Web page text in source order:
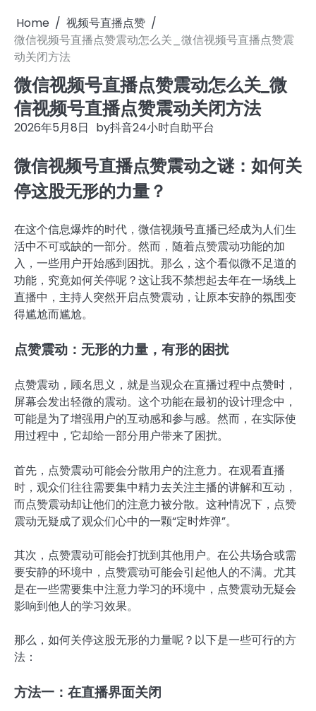
Home
视频号直播点赞
微信视频号直播点赞震动怎么关_微信视频号直播点赞震
动关闭方法
微信视频号直播点赞震动怎么关_微
信视频号直播点赞震动关闭方法
2026年5月8日 by抖音24小时自助平台
微信视频号直播点赞震动之谜：如何关
停这股无形的力量？
在这个信息爆炸的时代，微信视频号直播已经成为人们生
活中不可或缺的一部分。然而，随着点赞震动功能的加
入，一些用户开始感到困扰。那么，这个看似微不足道的
功能，究竟如何关停呢？这让我不禁想起去年在一场线上
直播中，主持人突然开启点赞震动，让原本安静的氛围变
得尴尬而尴尬。
点赞震动：无形的力量，有形的困扰
点赞震动，顾名思义，就是当观众在直播过程中点赞时，
屏幕会发出轻微的震动。这个功能在最初的设计理念中，
可能是为了增强用户的互动感和参与感。然而，在实际使
用过程中，它却给一部分用户带来了困扰。
首先，点赞震动可能会分散用户的注意力。在观看直播
时，观众们往往需要集中精力去关注主播的讲解和互动，
而点赞震动却让他们的注意力被分散。这种情况下，点赞
震动无疑成了观众们心中的一颗“定时炸弹”。
其次，点赞震动可能会打扰到其他用户。在公共场合或需
要安静的环境中，点赞震动可能会引起他人的不满。尤其
是在一些需要集中注意力学习的环境中，点赞震动无疑会
影响到他人的学习效果。
那么，如何关停这股无形的力量呢？以下是一些可行的方
法：
方法一：在直播界面关闭